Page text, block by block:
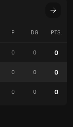
P DG PTS.
0 0 0
0 0 0
0 0 0